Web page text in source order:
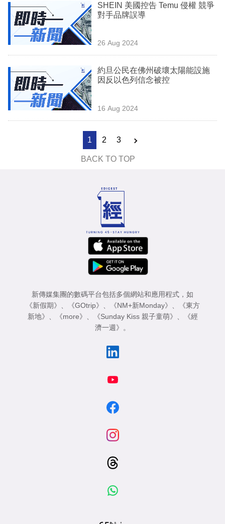
SHEIN 美國控告 Temu 侵權 競爭
對手品牌誤導
26 Aug 2024
約旦公民在佛州破壞太陽能設施
因反以色列信念被控
16 Aug 2024
1 2 3
BACK TO TOP
新傳媒集團的數碼平台包括多個網站和應用程式，如
《新假期》 、 《GOtrip》 、 《NM+新Monday》 、
《東方
新地》 、 《more》 、 《Sunday Kiss 親子童萌》 、
《經
濟一週》 。